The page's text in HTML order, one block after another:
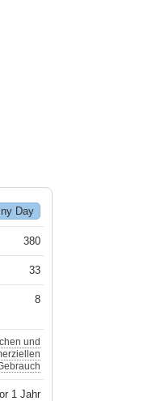
Day
380
33
8
und
1 Jahr